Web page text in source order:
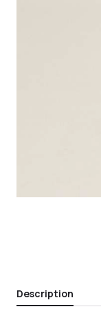
Description